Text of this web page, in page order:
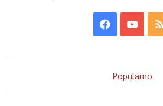
Popularno